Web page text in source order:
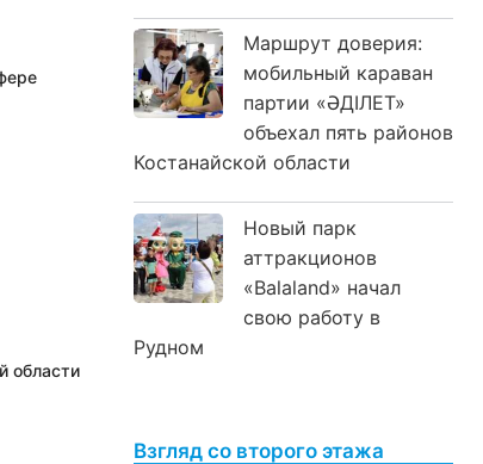
области
Маршрут доверия:
мобильный караван
партии «ӘДІЛЕТ»
объехал пять районов
Костанайской области
Новый парк
аттракционов
«Balaland» начал
свою работу в
Рудном
Взгляд со второго этажа